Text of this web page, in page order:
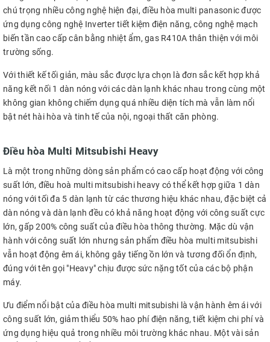
chú trọng nhiều công nghệ hiện đại, điều hòa multi panasonic được
ứng dụng công nghệ Inverter tiết kiệm điện năng, công nghệ mạch
biến tần cao cấp cân bằng nhiệt ẩm, gas R410A thân thiện với môi
trường sống.
Với thiết kế tối giản, màu sắc được lựa chọn là đơn sắc kết hợp khả
năng kết nối 1 dàn nóng với các dàn lạnh khác nhau trong cùng một
không gian không chiếm dụng quá nhiều diện tích mà vẫn làm nổi
bật nét hài hòa và tinh tế của nội, ngoại thất căn phòng.
Điều hòa Multi Mitsubishi Heavy
Là một trong những dòng sản phẩm có cao cấp hoạt động với công
suất lớn, điều hoà multi mitsubishi heavy có thể kết hợp giữa 1 dàn
nóng với tối đa 5 dàn lạnh từ các thương hiệu khác nhau, đặc biệt cả
dàn nóng và dàn lạnh đều có khả năng hoạt động với công suất cực
lớn, gấp 200% công suất của điều hòa thông thường. Mặc dù vận
hành với công suất lớn nhưng sản phẩm điều hòa multi mitsubishi
vẫn hoạt động êm ái, không gây tiếng ồn lớn và tương đối ổn định,
đúng với tên gọi "Heavy" chịu được sức nặng tốt của các bộ phận
máy.
Ưu điểm nổi bật của điều hòa multi mitsubishi là vận hành êm ái với
công suất lớn, giảm thiểu 50% hao phí điện năng, tiết kiệm chi phí và
ứng dụng hiệu quả trong nhiều môi trường khác nhau. Một vài sản